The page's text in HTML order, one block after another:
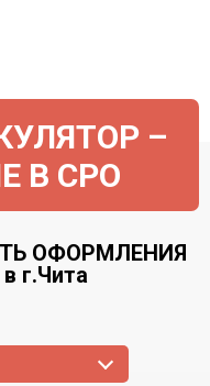
–
В СРО
ОФОРМЛЕНИЯ
г.Чита